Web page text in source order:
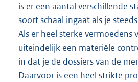
is er een aantal verschillende
soort schaal ingaat als je
Als er heel sterke vermoedens
uiteindelijk een materiële
in dat je de dossiers van de
Daarvoor is een heel strikte